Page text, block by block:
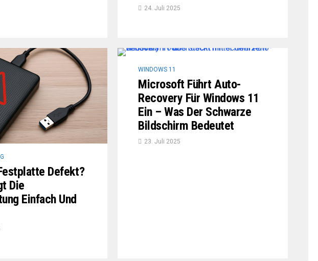
24. Juli 2025
Defekt?
Die
Einfach Und
WINDOWS 11
Microsoft Führt Auto-
Recovery Für Windows 11
Ein – Was Der Schwarze
Bildschirm Bedeutet
23. Juli 2025